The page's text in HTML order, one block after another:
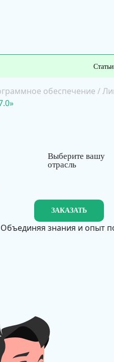
Статьи
обеспечение /
Выберите вашу
отрасль
ЗАКАЗАТЬ
Объединяя знания и опыт